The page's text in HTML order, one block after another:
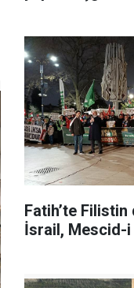
Fatih’te Filistin
İsrail, Mescid-i